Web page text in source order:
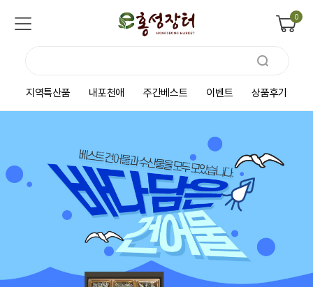
0
지역특산품 내포천애 주간베스트 이벤트 상품후기